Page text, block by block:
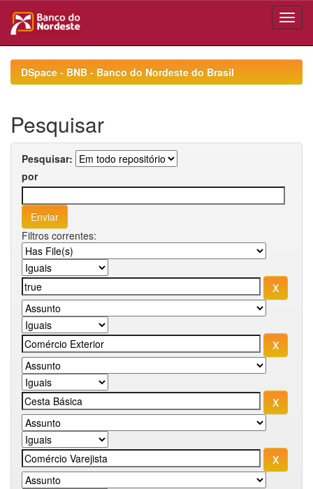
navigationDSpace - BNB - Banco do Nordeste do Brasil
Pesquisar
Pesquisar:
por
Filtros correntes: